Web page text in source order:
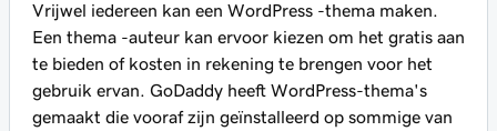
Vrijwel iedereen kan een WordPress -thema maken.
Een thema -auteur kan ervoor kiezen om het gratis aan
te bieden of kosten in rekening te brengen voor het
gebruik ervan. GoDaddy heeft WordPress-thema's
gemaakt die vooraf zijn geïnstalleerd op sommige van